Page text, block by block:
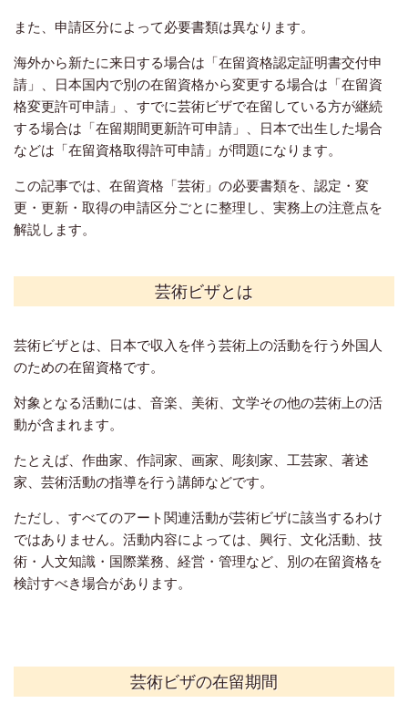
また、申請区分によって必要書類は異なります。
海外から新たに来日する場合は「在留資格認定証明書交付申
請」、日本国内で別の在留資格から変更する場合は「在留資
格変更許可申請」、すでに芸術ビザで在留している方が継続
する場合は「在留期間更新許可申請」、日本で出生した場合
などは「在留資格取得許可申請」が問題になります。
この記事では、在留資格「芸術」の必要書類を、認定・変
更・更新・取得の申請区分ごとに整理し、実務上の注意点を
解説します。
芸術ビザとは
芸術ビザとは、日本で収入を伴う芸術上の活動を行う外国人
のための在留資格です。
対象となる活動には、音楽、美術、文学その他の芸術上の活
動が含まれます。
たとえば、作曲家、作詞家、画家、彫刻家、工芸家、著述
家、芸術活動の指導を行う講師などです。
ただし、すべてのアート関連活動が芸術ビザに該当するわけ
ではありません。活動内容によっては、興行、文化活動、技
術・人文知識・国際業務、経営・管理など、別の在留資格を
検討すべき場合があります。
芸術ビザの在留期間